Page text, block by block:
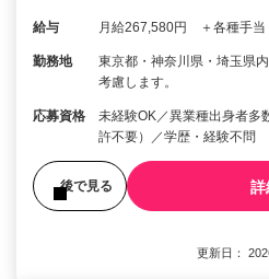
給与 月給267,580円 ＋各種手当
勤務地
東京都・神奈川県・埼玉県
考慮します。
応募資格
未経験OK／異業種出身者多
許不要）／学歴・経験不問
後で見る 詳
更新日：